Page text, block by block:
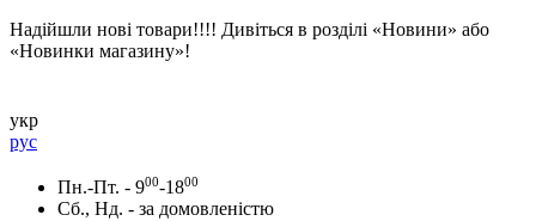
Надійшли нові товари!!!! Дивіться в розділі «Новини» або
«Новинки магазину»!
укр
рус
Пн.-Пт. - 900-1800
Сб., Нд. - за домовленістю